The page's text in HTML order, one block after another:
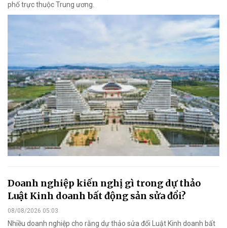
phố trực thuộc Trung ương.
Doanh nghiệp kiến nghị gì trong dự thảo
Luật Kinh doanh bất động sản sửa đổi?
08/08/2026 05:03
Nhiều doanh nghiệp cho rằng dự thảo sửa đổi Luật Kinh doanh bất